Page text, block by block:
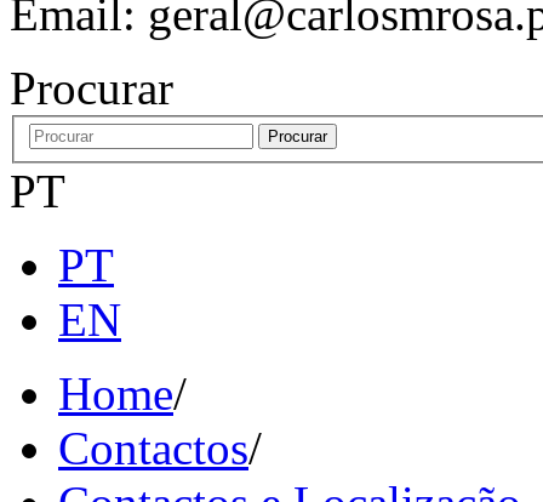
Email:
Procurar
Procurar
PT
PT
EN
Home/
Contactos/